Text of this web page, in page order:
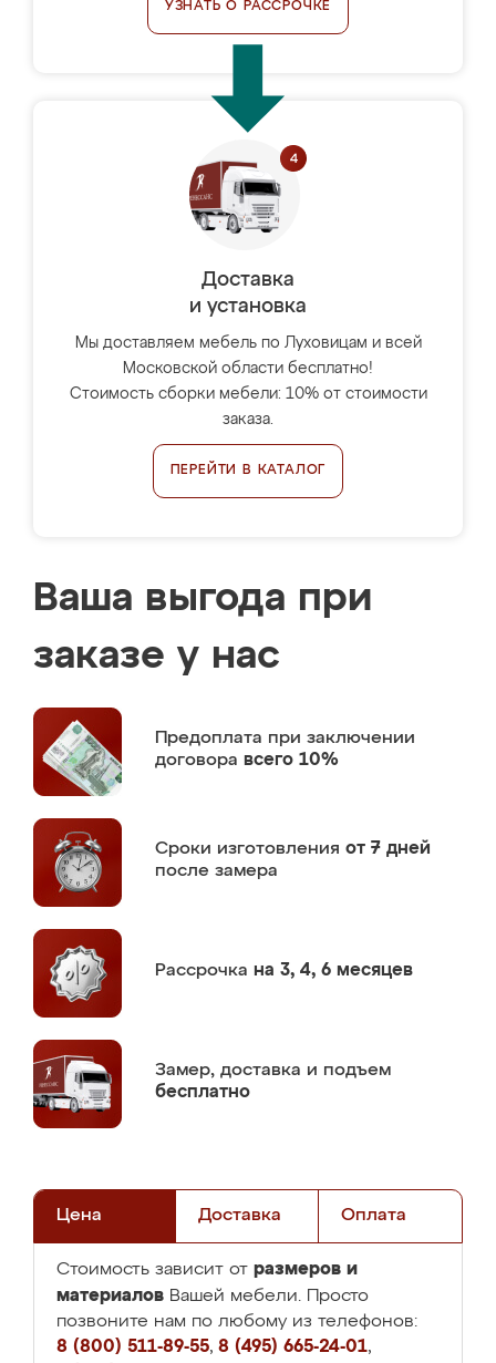
УЗНАТЬ О РАССРОЧКЕ
Доставка
и установка
Мы доставляем мебель по Луховицам и всей
Московской области бесплатно!
Стоимость сборки мебели: 10% от стоимости
заказа.
ПЕРЕЙТИ В КАТАЛОГ
Ваша выгода при
заказе у нас
Предоплата при заключении
договора всего 10%
Сроки изготовления от 7 дней
после замера
Рассрочка на 3, 4, 6 месяцев
Замер, доставка и подъем
бесплатно
Цена Доставка Оплата
Стоимость зависит от размеров и
материалов Вашей мебели. Просто
позвоните нам по любому из телефонов:
8 (800) 511-89-55, 8 (495) 665-24-01,